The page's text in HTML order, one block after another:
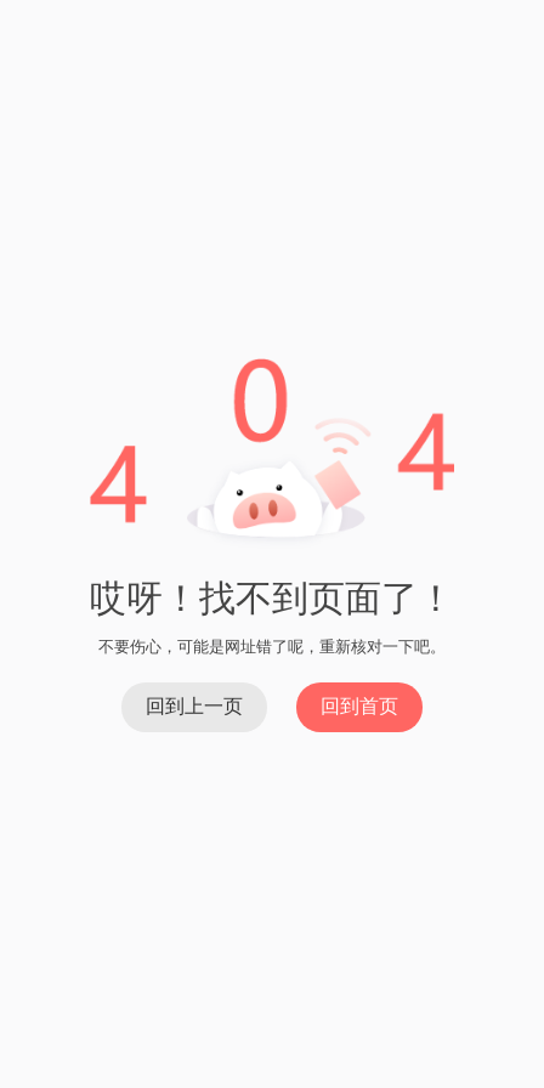
哎呀！找不到页面了！
不要伤心，可能是网址错了呢，重新核对一下吧。
回到上一页 回到首页